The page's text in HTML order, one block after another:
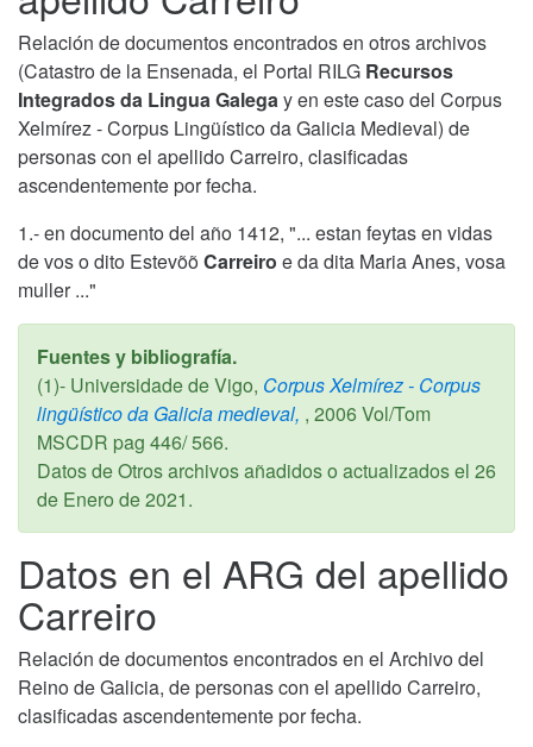
Relación de documentos encontrados en otros archivos
(Catastro de la Ensenada, el Portal RILG Recursos
Integrados da Lingua Galega y en este caso del Corpus
Xelmírez - Corpus Lingüístico da Galicia Medieval) de
personas con el apellido Carreiro, clasificadas
ascendentemente por fecha.
1.- en documento del año 1412, "... estan feytas en vidas
de vos o dito EstevõõCarreiro e da dita Maria Anes, vosa
muller ..."
Fuentes y bibliografía.
(1)- Universidade de Vigo, Corpus Xelmírez - Corpus
lingüístico da Galicia medieval, , 2006Vol/Tom
MSCDR pag 446/ 566.
Datos de Otros archivos añadidos o actualizados el 26
de Enero de 2021.
Datos en el ARG del apellido
Carreiro
Relación de documentos encontrados en el Archivo del
Reino de Galicia, de personas con el apellido Carreiro,
clasificadas ascendentemente por fecha.